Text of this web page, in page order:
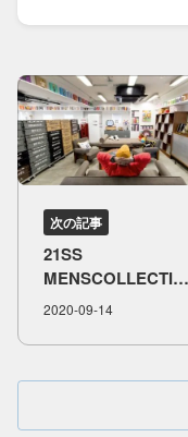
次の記事
21SS
MENSCOLLECTION
②
2020-09-14